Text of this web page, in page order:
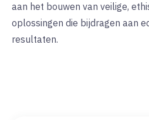
aan het bouwen van veilige,
oplossingen die bijdragen aan
resultaten.